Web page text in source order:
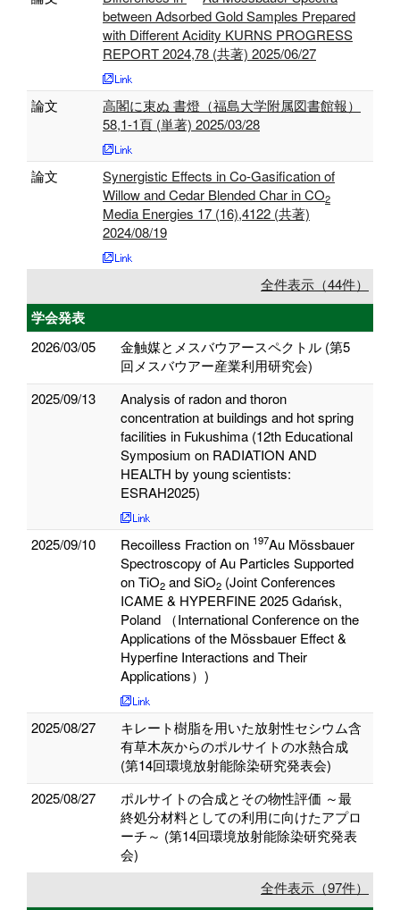
between Adsorbed Gold Samples Prepared
with Different Acidity KURNS PROGRESS
REPORT 2024,78 (共著) 2025/06/27
論文
高閣に束ぬ 書燈（福島大学附属図書館報）
58,1-1頁 (単著) 2025/03/28
論文
Synergistic Effects in Co-Gasification of
Willow and Cedar Blended Char in CO2
Media Energies 17 (16),4122 (共著)
2024/08/19
全件表示（44件）
学会発表
2026/03/05
金触媒とメスバウアースペクトル (第5
回メスバウアー産業利用研究会)
2025/09/13
Analysis of radon and thoron
concentration at buildings and hot spring
facilities in Fukushima (12th Educational
Symposium on RADIATION AND
HEALTH by young scientists:
ESRAH2025)
2025/09/10 Recoilless Fraction on 197Au Mössbauer
Spectroscopy of Au Particles Supported
on TiO2 and SiO2 (Joint Conferences
ICAME & HYPERFINE 2025 Gdańsk,
Poland （International Conference on the
Applications of the Mössbauer Effect &
Hyperfine Interactions and Their
Applications）)
2025/08/27
キレート樹脂を用いた放射性セシウム含
有草木灰からのポルサイトの水熱合成
(第14回環境放射能除染研究発表会)
2025/08/27
ポルサイトの合成とその物性評価 ～最
終処分材料としての利用に向けたアプロ
ーチ～ (第14回環境放射能除染研究発表
会)
全件表示（97件）